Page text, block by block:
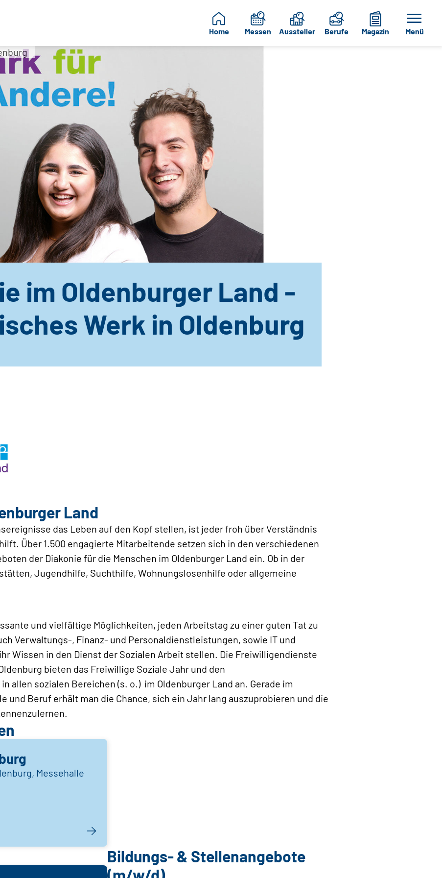
Home Messen Aussteller Berufe Magazin Menü
im Oldenburger Land -
Werk in Oldenburg
Land
das Leben auf den Kopf stellen, ist jeder froh über Verständnis
Über 1.500 engagierte Mitarbeitende setzen sich in den verschiedenen
der Diakonie für die Menschen im Oldenburger Land ein. Ob in der
Jugendhilfe, Suchthilfe, Wohnungslosenhilfe oder allgemeine
und vielfältige Möglichkeiten, jeden Arbeitstag zu einer guten Tat zu
Verwaltungs-, Finanz- und Personaldienstleistungen, sowie IT und
Wissen in den Dienst der Sozialen Arbeit stellen. Die Freiwilligendienste
bieten das Freiwillige Soziale Jahr und den
allen sozialen Bereichen (s. o.) im Oldenburger Land an. Gerade im
und Beruf erhält man die Chance, sich ein Jahr lang auszuprobieren und die
Messehalle
Bildungs- & Stellenangebote